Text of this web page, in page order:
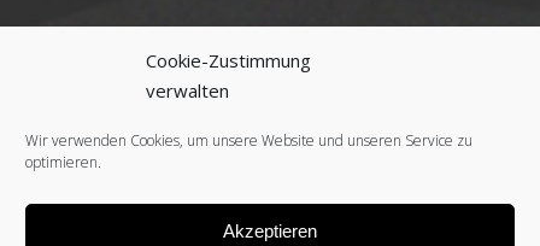
Cookie-Zustimmung
verwalten
Wir verwenden Cookies, um unsere Website und unseren Service zu
optimieren.
Akzeptieren
AGB (B2B)
COOKIE-RICHTLINIE (EU)